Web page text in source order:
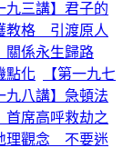
九三講】君子的
教格 引渡原人
關係永生歸路
點化
【第一九七
九八講】急頓法
首席高呼救劫之
理觀念 不要迷